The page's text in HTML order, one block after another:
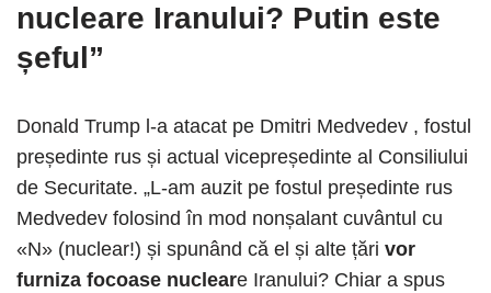
nucleare Iranului? Putin este
șeful”
Donald Trump l-a atacat pe Dmitri Medvedev , fostul
președinte rus și actual vicepreședinte al Consiliului
de Securitate. „L-am auzit pe fostul președinte rus
Medvedev folosind în mod nonșalant cuvântul cu
«N» (nuclear!) și spunând că el și alte țări vor
furniza focoase nucleare Iranului? Chiar a spus